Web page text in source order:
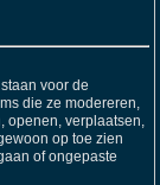
voor de
die ze modereren,
openen, verplaatsen,
op toe zien
of ongepaste